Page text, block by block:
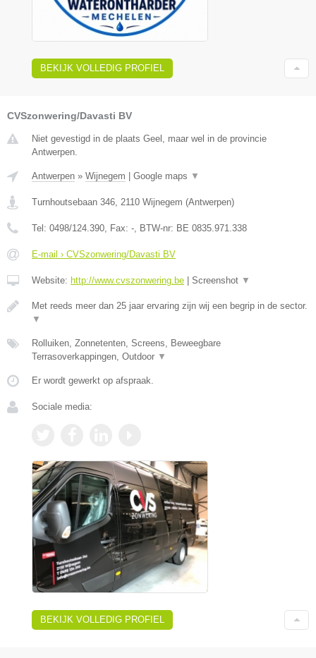
BEKIJK VOLLEDIG PROFIEL
CVSzonwering/Davasti BV
Niet gevestigd in de plaats Geel, maar wel in de provincie
Antwerpen.
Antwerpen » Wijnegem Google maps ▼
Turnhoutsebaan 346, 2110 Wijnegem (Antwerpen)
Tel: 0498/124.390, Fax: -, BTW-nr: BE 0835.971.338
E-mail › CVSzonwering/Davasti BV
Website: http://www.cvszonwering.be Screenshot ▼
Met reeds meer dan 25 jaar ervaring zijn wij een begrip in de sector.
▼
Rolluiken, Zonnetenten, Screens, Beweegbare
Terrasoverkappingen, Outdoor ▼
Er wordt gewerkt op afspraak.
Sociale media:
BEKIJK VOLLEDIG PROFIEL